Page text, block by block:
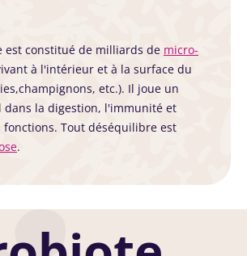
est constitué de milliards de micro-
à l'intérieur et à la surface du
etc.). Il joue un
dans la digestion, l'immunité et
Tout déséquilibre est
.